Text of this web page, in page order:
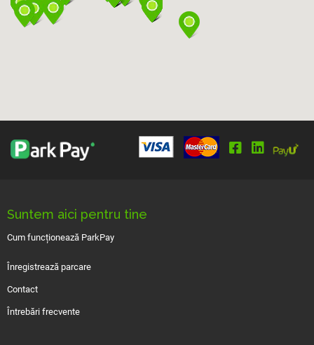
Suntem aici pentru tine
Cum funcționează ParkPay
Înregistrează parcare
Contact
Întrebări frecvente